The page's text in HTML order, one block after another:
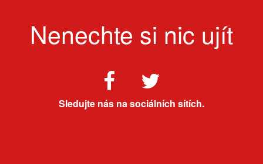
Nenechte si nic ujít
Sledujte nás na sociálních sítích.